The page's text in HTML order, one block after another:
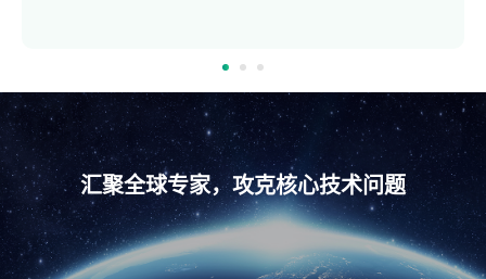
汇聚全球专家，攻克核心技术问题